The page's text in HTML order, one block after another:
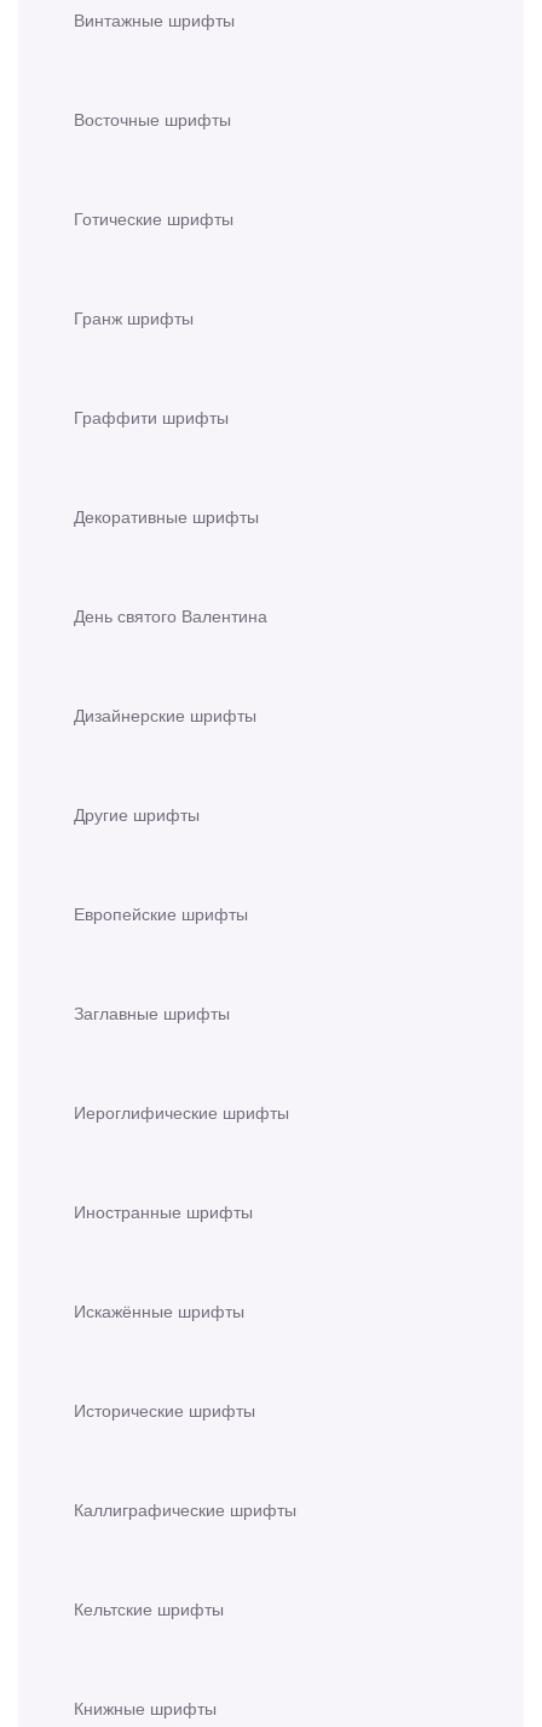
Винтажные шрифты
Восточные шрифты
Готические шрифты
Гранж шрифты
Граффити шрифты
Декоративные шрифты
День святого Валентина
Дизайнерские шрифты
Другие шрифты
Европейские шрифты
Заглавные шрифты
Иероглифические шрифты
Иностранные шрифты
Искажённые шрифты
Исторические шрифты
Каллиграфические шрифты
Кельтские шрифты
Книжные шрифты